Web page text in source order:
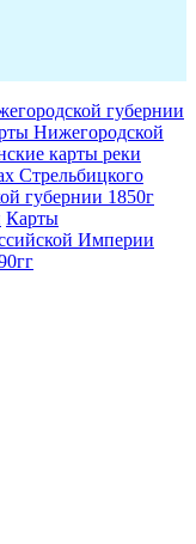
губернии
Нижегородской
карты реки
Стрельбицкого
губернии 1850г
Карты
Империи